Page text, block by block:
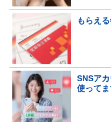
もらえ
SNSア
使ってま